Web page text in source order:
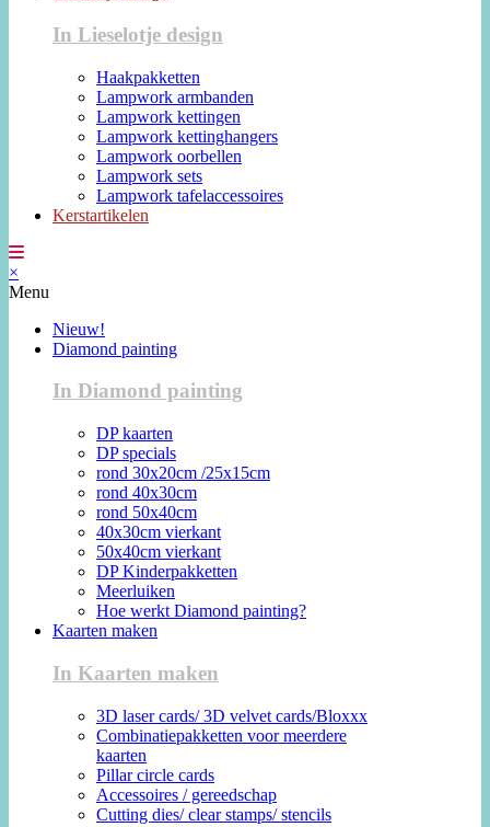
In Lieselotje design
Haakpakketten
Lampwork armbanden
Lampwork kettingen
Lampwork kettinghangers
Lampwork oorbellen
Lampwork sets
Lampwork tafelaccessoires
Kerstartikelen
×
Menu
Nieuw!
Diamond painting
In Diamond painting
DP kaarten
DP specials
rond 30x20cm /25x15cm
rond 40x30cm
rond 50x40cm
40x30cm vierkant
50x40cm vierkant
DP Kinderpakketten
Meerluiken
Hoe werkt Diamond painting?
Kaarten maken
In Kaarten maken
3D laser cards/ 3D velvet cards/Bloxxx
Combinatiepakketten voor meerdere
kaarten
Pillar circle cards
Accessoires / gereedschap
Cutting dies/ clear stamps/ stencils